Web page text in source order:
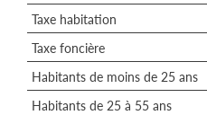
Taxe habitation
Taxe foncière
Habitants de moins de 25 ans
Habitants de 25 à 55 ans